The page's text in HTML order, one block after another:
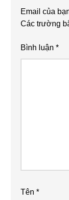
Email của
Các trường
Bình luận*
Tên*